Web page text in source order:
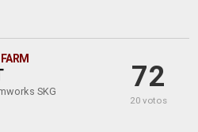
SKG 72
20 votos